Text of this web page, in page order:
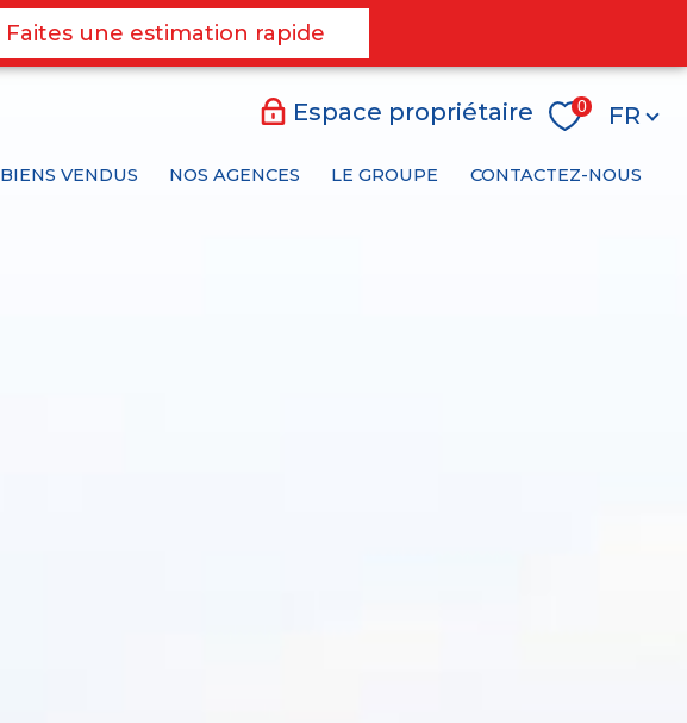
Espace propriétaire
Faites une estimation rapide
0 FR
BIENS VENDUS NOS AGENCES LE GROUPE CONTACTEZ-NOUS